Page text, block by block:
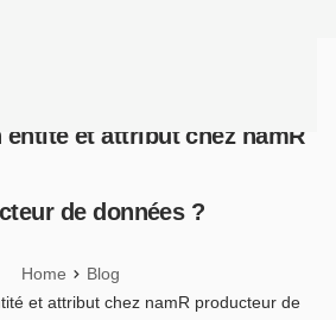
entité et attribut chez namR
de données ?
Home
Blog
et attribut chez namR producteur de